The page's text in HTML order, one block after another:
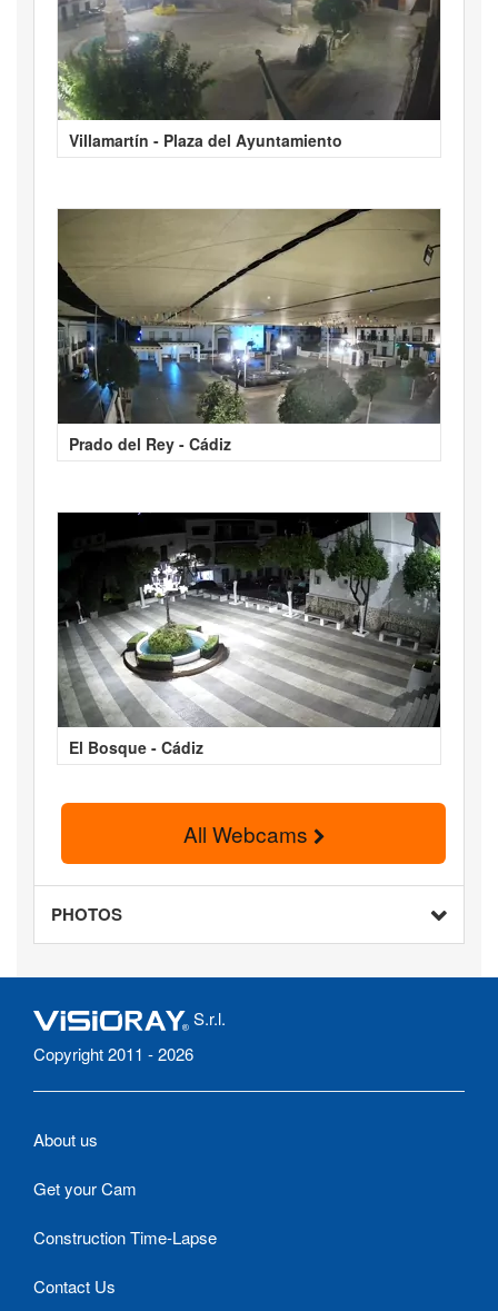
Villamartín - Plaza del Ayuntamiento
Prado del Rey - Cádiz
El Bosque - Cádiz
All Webcams
PHOTOS
S.r.l.
Copyright 2011 - 2026
About us
Get your Cam
Construction Time-Lapse
Contact Us